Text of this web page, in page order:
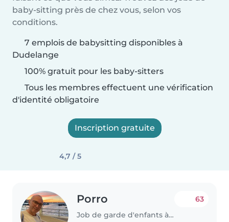
baby-sitting près de chez vous, selon vos
conditions.
7 emplois de babysitting disponibles à
Dudelange
100% gratuit pour les baby-sitters
Tous les membres effectuent une vérification
d'identité obligatoire
Inscription gratuite
4,7 / 5
Porro
Job de garde d'enfants à Dudelange
63